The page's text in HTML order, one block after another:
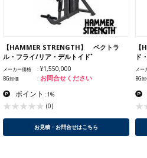
【HAMMER STRENGTH】 ペクトラ
ル・フライ/リア・デルトイドﾞ
メーカー価格 ¥1,550,000
BG卸価 お問合せください
ポイント : 1%
(0)
お見積・お問合せはこちら
ド
メー
BG